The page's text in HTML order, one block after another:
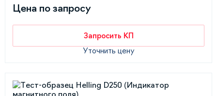
Цена по запросу
Запросить КП
Уточнить цену